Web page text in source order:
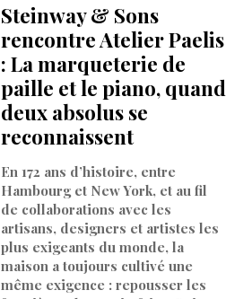
Steinway & Sons
rencontre Atelier Paelis
: La marqueterie de
paille et le piano, quand
deux absolus se
reconnaissent
En 172 ans d’histoire, entre
Hambourg et New York, et au fil
de collaborations avec les
artisans, designers et artistes les
plus exigeants du monde, la
maison a toujours cultivé une
même exigence : repousser les